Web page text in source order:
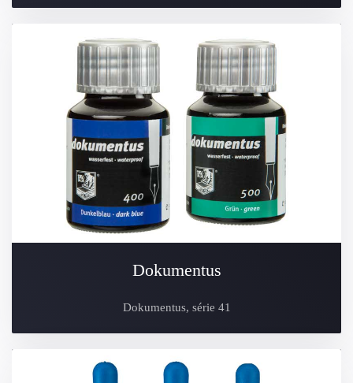
Dokumentus
Dokumentus, série 41